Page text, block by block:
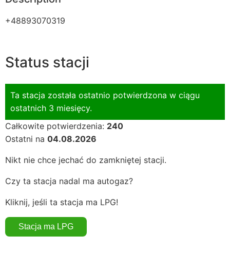
+48893070319
Status stacji
Ta stacja została ostatnio potwierdzona w ciągu
ostatnich 3 miesięcy.
Całkowite potwierdzenia: 240
Ostatni na 04.08.2026
Nikt nie chce jechać do zamkniętej stacji.
Czy ta stacja nadal ma autogaz?
Kliknij, jeśli ta stacja ma LPG!